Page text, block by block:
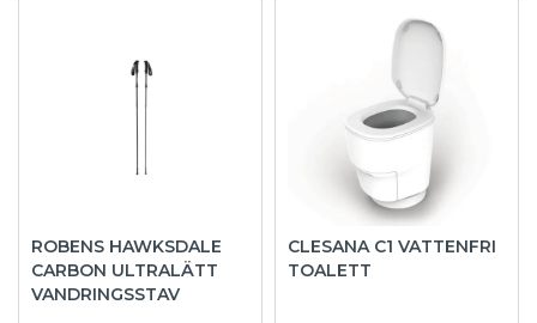
ROBENS HAWKSDALE
CARBON ULTRALÄTT
VANDRINGSSTAV
CLESANA C1 VATTENFRI
TOALETT